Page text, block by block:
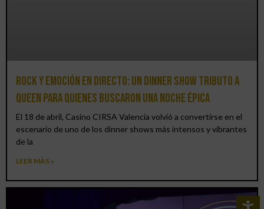
Rock y emoción en directo: un Dinner Show Tributo a
Queen para quienes buscaron una noche épica
El 18 de abril, Casino CIRSA Valencia volvió a convertirse en el
escenario de uno de los dinner shows más intensos y vibrantes
de la
LEER MÁS »